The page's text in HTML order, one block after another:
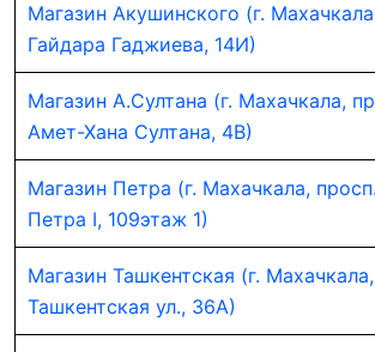
Магазин Акушинского (г.
Гайдара Гаджиева, 14И)
Магазин А.Султана (г. Махачкала,
Амет-Хана Султана, 4В)
Магазин Петра (г. Махачкала, просп.
Петра I, 109этаж 1)
Магазин Ташкентская (г. Махачкала,
Ташкентская ул., 36А)